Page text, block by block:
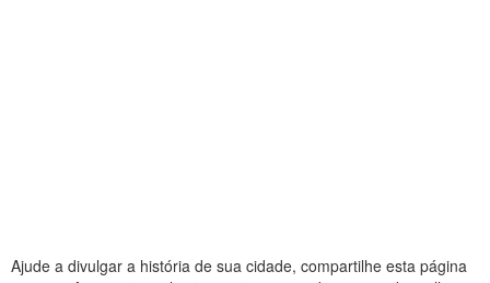
Ajude a divulgar a história de sua cidade, compartilhe esta página